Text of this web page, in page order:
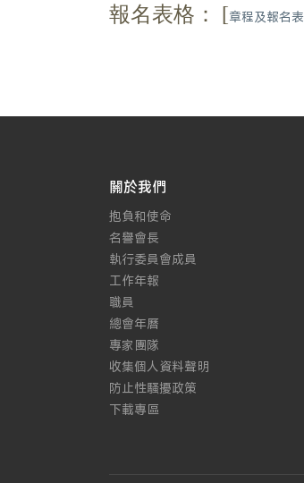
報名表格： [章程及報名表
關於我們
抱負和使命
名譽會長
執行委員會成員
工作年報
職員
總會年曆
專家團隊
收集個人資料聲明
防止性騷擾政策
下載專區